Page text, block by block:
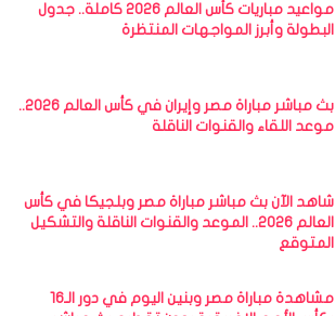
مواعيد مباريات كأس العالم 2026 كاملة.. جدول
البطولة وأبرز المواجهات المنتظرة
بث مباشر مباراة مصر وإيران في كأس العالم 2026..
موعد اللقاء والقنوات الناقلة
شاهد الآن بث مباشر مباراة مصر وبلجيكا في كأس
العالم 2026.. الموعد والقنوات الناقلة والتشكيل
المتوقع
مشاهدة مباراة مصر وبنين اليوم في دور الـ16